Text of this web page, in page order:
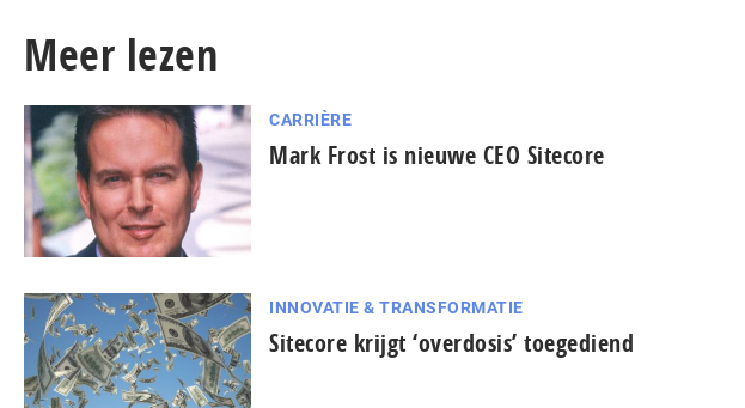
Meer lezen
CARRIÈRE
Mark Frost is nieuwe CEO Sitecore
INNOVATIE & TRANSFORMATIE
Sitecore krijgt ‘overdosis’ toegediend